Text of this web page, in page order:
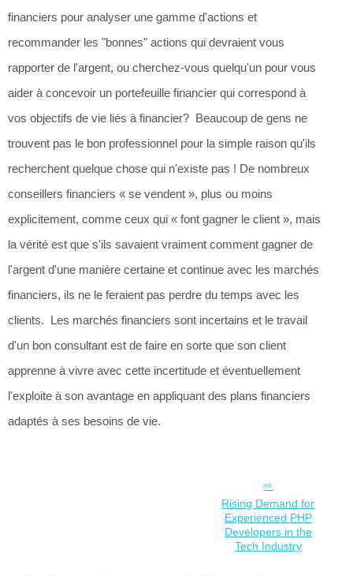
financiers pour analyser une gamme d'actions et
recommander les "bonnes" actions qui devraient vous
rapporter de l'argent, ou cherchez-vous quelqu'un pour vous
aider à concevoir un portefeuille financier qui correspond à
vos objectifs de vie liés à financier? Beaucoup de gens ne
trouvent pas le bon professionnel pour la simple raison qu'ils
recherchent quelque chose qui n'existe pas ! De nombreux
conseillers financiers « se vendent », plus ou moins
explicitement, comme ceux qui « font gagner le client », mais
la vérité est que s'ils savaient vraiment comment gagner de
l'argent d'une manière certaine et continue avec les marchés
financiers, ils ne le feraient pas perdre du temps avec les
clients. Les marchés financiers sont incertains et le travail
d'un bon consultant est de faire en sorte que son client
apprenne à vivre avec cette incertitude et éventuellement
l'exploite à son avantage en appliquant des plans financiers
adaptés à ses besoins de vie.
Rising Demand for
Experienced PHP
Developers in the
Tech Industry